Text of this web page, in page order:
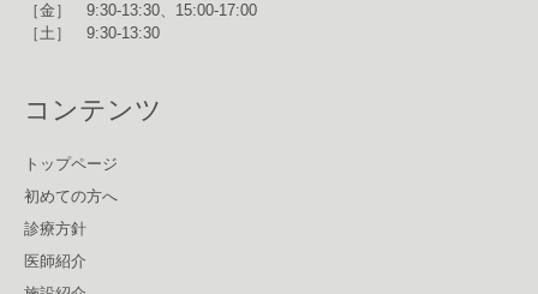
［金］ 9:30-13:30、15:00-17:00
［土］ 9:30-13:30
コンテンツ
トップページ
初めての方へ
診療方針
医師紹介